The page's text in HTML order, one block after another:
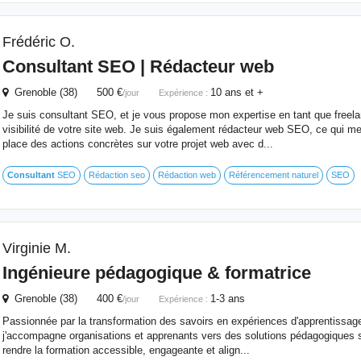
Frédéric O.
ConsultantSEO | Rédacteur web
Grenoble (38) 500 €/jour Expérience : 10 ans et +
Je suis consultant SEO, et je vous propose mon expertise en tant que
visibilité de votre site web. Je suis également rédacteur web SEO, ce qui
place des actions concrètes sur votre projet web avec d...
ConsultantSEO Rédaction seo Rédaction web Référencement naturel SEO
Virginie M.
Ingénieure pédagogique & formatrice
Grenoble (38) 400 €/jour Expérience : 1-3 ans
Passionnée par la transformation des savoirs en expériences
j'accompagne organisations et apprenants vers des solutions pédagogiques
rendre la formation accessible, engageante et align...